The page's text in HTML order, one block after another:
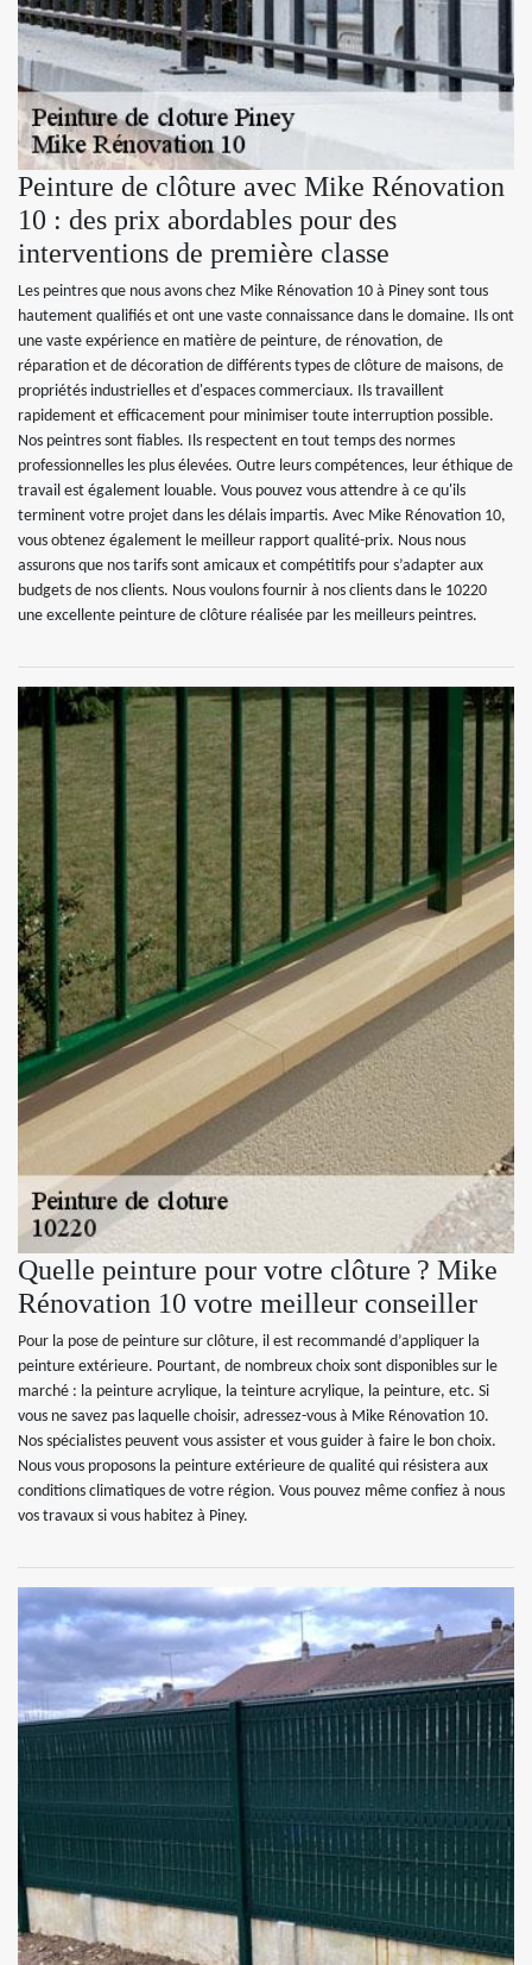
Peinture de clôture avec Mike Rénovation
10 : des prix abordables pour des
interventions de première classe
Les peintres que nous avons chez Mike Rénovation 10 à Piney sont tous
hautement qualifiés et ont une vaste connaissance dans le domaine. Ils ont
une vaste expérience en matière de peinture, de rénovation, de
réparation et de décoration de différents types de clôture de maisons, de
propriétés industrielles et d'espaces commerciaux. Ils travaillent
rapidement et efficacement pour minimiser toute interruption possible.
Nos peintres sont fiables. Ils respectent en tout temps des normes
professionnelles les plus élevées. Outre leurs compétences, leur éthique de
travail est également louable. Vous pouvez vous attendre à ce qu'ils
terminent votre projet dans les délais impartis. Avec Mike Rénovation 10,
vous obtenez également le meilleur rapport qualité-prix. Nous nous
assurons que nos tarifs sont amicaux et compétitifs pour s’adapter aux
budgets de nos clients. Nous voulons fournir à nos clients dans le 10220
une excellente peinture de clôture réalisée par les meilleurs peintres.
Quelle peinture pour votre clôture ? Mike
Rénovation 10 votre meilleur conseiller
Pour la pose de peinture sur clôture, il est recommandé d’appliquer la
peinture extérieure. Pourtant, de nombreux choix sont disponibles sur le
marché : la peinture acrylique, la teinture acrylique, la peinture, etc. Si
vous ne savez pas laquelle choisir, adressez-vous à Mike Rénovation 10.
Nos spécialistes peuvent vous assister et vous guider à faire le bon choix.
Nous vous proposons la peinture extérieure de qualité qui résistera aux
conditions climatiques de votre région. Vous pouvez même confiez à nous
vos travaux si vous habitez à Piney.